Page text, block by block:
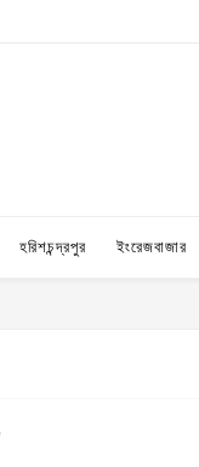
হরিশচন্দ্রপুর ইংরেজবাজার